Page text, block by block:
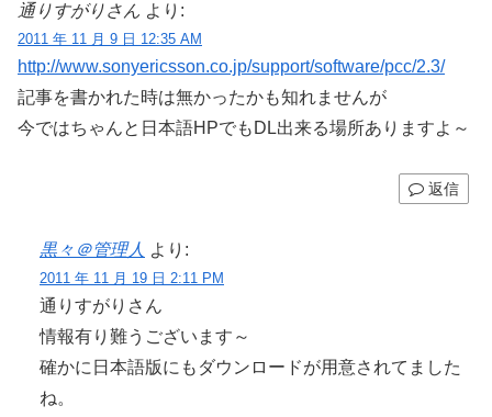
通りすがりさん より:
2011 年 11 月 9 日 12:35 AM
http://www.sonyericsson.co.jp/support/software/pcc/2.3/
記事を書かれた時は無かったかも知れませんが
今ではちゃんと日本語HPでもDL出来る場所ありますよ～
返信
黒々＠管理人 より:
2011 年 11 月 19 日 2:11 PM
通りすがりさん
情報有り難うございます～
確かに日本語版にもダウンロードが用意されてました
ね。